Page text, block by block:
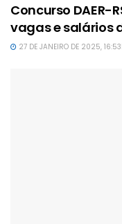
Concurso DAER-
vagas e salários
27 DE JANEIRO DE 2025,